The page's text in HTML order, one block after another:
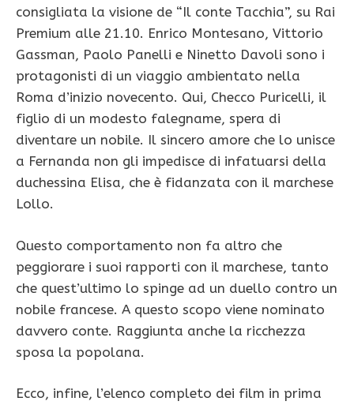
consigliata la visione de “Il conte Tacchia”, su Rai
Premium alle 21.10. Enrico Montesano, Vittorio
Gassman, Paolo Panelli e Ninetto Davoli sono i
protagonisti di un viaggio ambientato nella
Roma d’inizio novecento. Qui, Checco Puricelli, il
figlio di un modesto falegname, spera di
diventare un nobile. Il sincero amore che lo unisce
a Fernanda non gli impedisce di infatuarsi della
duchessina Elisa, che è fidanzata con il marchese
Lollo.
Questo comportamento non fa altro che
peggiorare i suoi rapporti con il marchese, tanto
che quest’ultimo lo spinge ad un duello contro un
nobile francese. A questo scopo viene nominato
davvero conte. Raggiunta anche la ricchezza
sposa la popolana.
Ecco, infine, l’elenco completo dei film in prima